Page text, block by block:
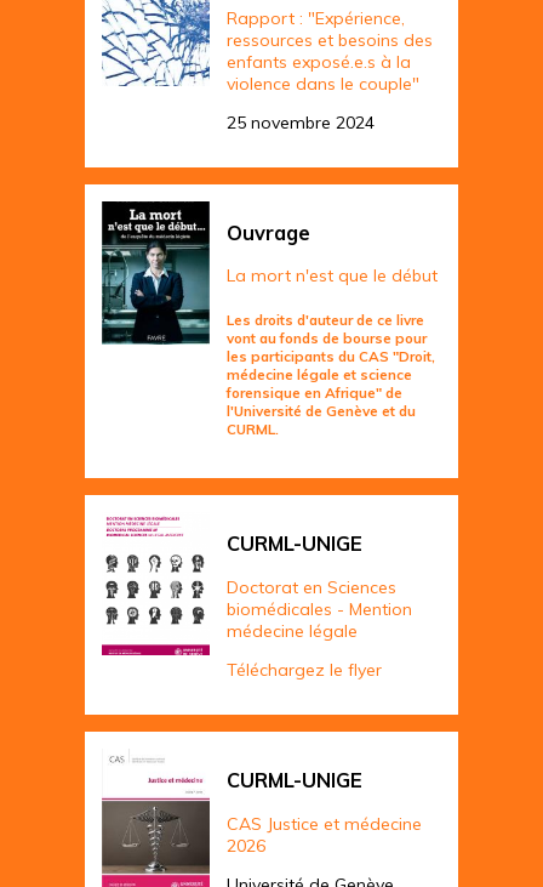
Rapport : "Expérience,
ressources et besoins des
enfants exposé.e.s à la
violence dans le couple"
25 novembre 2024
Ouvrage
La mort n'est que le début
Les droits d'auteur de ce livre
vont au fonds de bourse pour
les participants du CAS "Droit,
médecine légale et science
forensique en Afrique" de
l'Université de Genève et du
CURML.
CURML-UNIGE
Doctorat en Sciences
biomédicales - Mention
médecine légale
Téléchargez le flyer
CURML-UNIGE
CAS Justice et médecine
2026